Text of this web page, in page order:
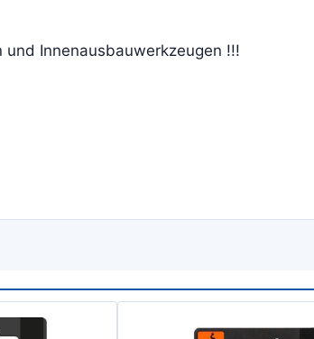
Innenausbauwerkzeugen !!!